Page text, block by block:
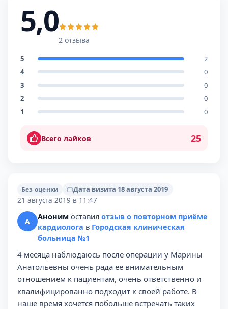
5,0
2 отзыва
5
2
4
0
3
0
2
0
1
0
Всего лайков 25
Без оценки
Дата визита 18 августа 2019
21 августа 2019 в 11:47
А Аноним оставил отзыв о повторном приёме
кардиолога в Городская клиническая
больница №1
4 месяца наблюдаюсь после операции у Марины
Анатольевны очень рада ее внимательным
отношением к пациентам, очень ответственно и
квалифицированно подходит к своей работе. В
наше время хочется побольше встречать таких